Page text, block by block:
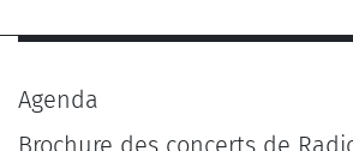
Agenda
Brochure des concerts de